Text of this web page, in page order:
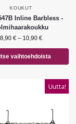
KOUKUT
Inline Barbless -
8,90 € – 10,90 €
vaihtoehdoista
Uutta!